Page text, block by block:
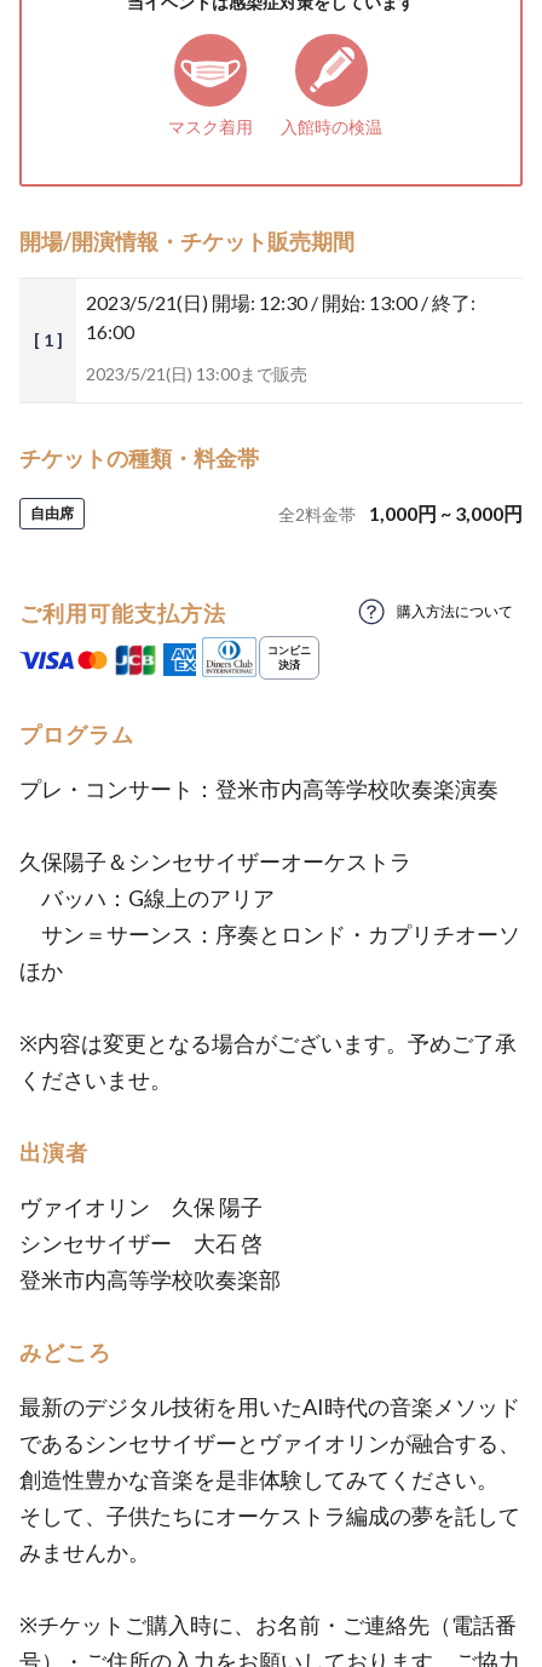
マスク着用 入館時の検温
開場/開演情報・チケット販売期間
[ 1 ]
2023/5/21(日) 開場: 12:30 / 開始: 13:00 / 終了:
16:00
2023/5/21(日) 13:00まで販売
チケットの種類・料金帯
自由席 全2料金帯 1,000円 ~ 3,000円
ご利用可能支払方法 購入方法について
プログラム
プレ・コンサート：登米市内高等学校吹奏楽演奏
久保陽子＆シンセサイザーオーケストラ
バッハ：G線上のアリア
サン＝サーンス：序奏とロンド・カプリチオーソ
ほか
※内容は変更となる場合がございます。予めご了承
くださいませ。
出演者
ヴァイオリン 久保 陽子
シンセサイザー 大石 啓
登米市内高等学校吹奏楽部
みどころ
最新のデジタル技術を用いたAI時代の音楽メソッド
であるシンセサイザーとヴァイオリンが融合する、
創造性豊かな音楽を是非体験してみてください。
そして、子供たちにオーケストラ編成の夢を託して
みませんか。
※チケットご購入時に、お名前・ご連絡先（電話番
号）・ご住所の入力をお願いしております。ご協力